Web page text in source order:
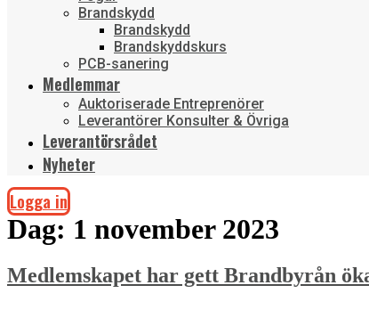
Brandskydd
Brandskydd
Brandskyddskurs
PCB-sanering
Medlemmar
Auktoriserade Entreprenörer
Leverantörer Konsulter & Övriga
Leverantörsrådet
Nyheter
Logga in
Dag: 1 november 2023
Medlemskapet har gett Brandbyrån